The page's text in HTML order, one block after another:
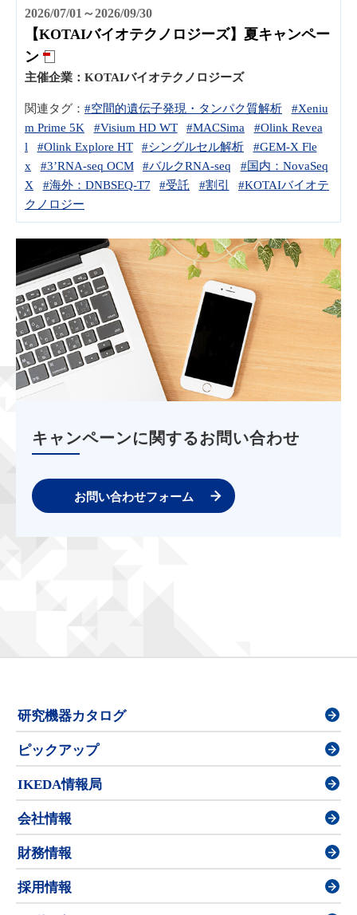
2026/07/01～2026/09/30
【KOTAIバイオテクノロジーズ】夏キャンペー
ン
主催企業： KOTAIバイオテクノロジーズ
関連タグ： #空間的遺伝子発現・タンパク質解析
#Xeniu
m Prime 5K
#Visium HD WT #MACSima
#Olink Revea
l
#Olink Explore HT #シングルセル解析
#GEM-X Fle
x
#3’RNA-seq OCM #バルクRNA-seq
#国内：NovaSeq
X
#海外：DNBSEQ-T7 #受託 #割引
#KOTAIバイオテ
クノロジー
キャンペーンに関するお問い合わせ
お問い合わせフォーム
研究機器カタログ
ピックアップ
IKEDA情報局
会社情報
財務情報
採用情報